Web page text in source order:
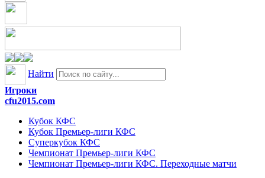
Найти
Игроки
cfu2015.com
Кубок КФС
Кубок Премьер-лиги КФС
Суперкубок КФС
Чемпионат Премьер-лиги КФС
Чемпионат Премьер-лиги КФС. Переходные матчи